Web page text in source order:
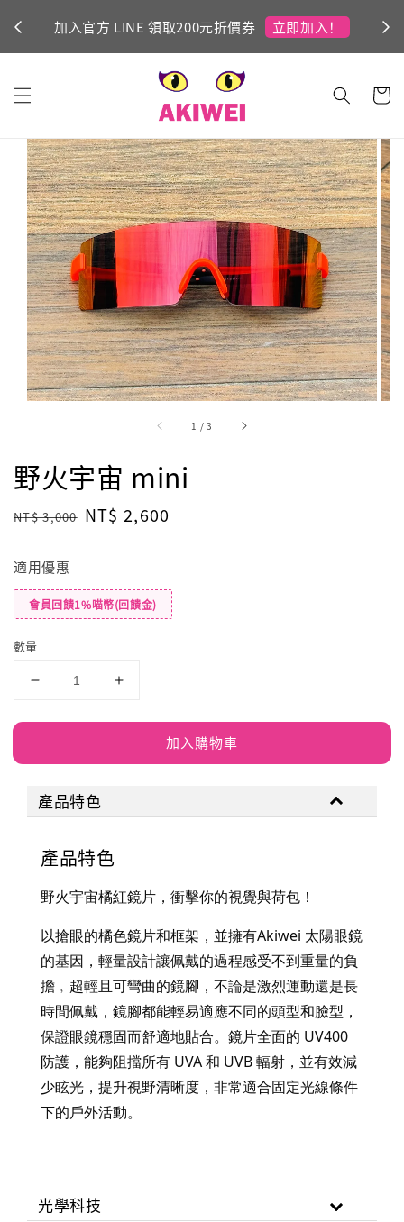
加入官方 LINE 領取200元折價券 立即加入！
1 /3
野火宇宙 mini
Regular
NT$ 3,000 Sale
NT$ 2,600
適用優惠
會員回饋1%喵幣(回饋金)
數量
加入購物車
產品特色
產品特色
野火宇宙橘紅鏡片，衝擊你的視覺與荷包！
以搶眼的橘色鏡片和框架，並擁有Akiwei 太陽眼鏡
的基因，輕量設計讓佩戴的過程感受不到重量的負
擔﹐超輕且可彎曲的鏡腳，不論是激烈運動還是長
時間佩戴，鏡腳都能輕易適應不同的頭型和臉型，
保證眼鏡穩固而舒適地貼合。鏡片全面的 UV400
防護，能夠阻擋所有 UVA 和 UVB 輻射，並有效減
少眩光，提升視野清晰度，非常適合固定光線條件
下的戶外活動。
光學科技